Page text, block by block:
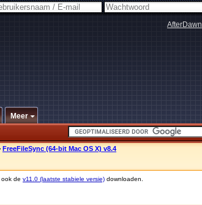
AfterDawn
Meer
FreeFileSync (64-bit Mac OS X) v8.4
de v11.0 (laatste stabiele versie) downloaden.